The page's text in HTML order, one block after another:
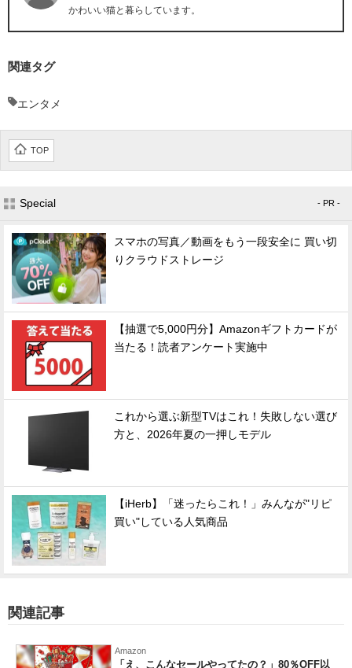
かわいい猫と暮らしています。
関連タグ
エンタメ
TOP
Special - PR -
スマホの写真／動画をもう一段安全に 買い切
りクラウドストレージ
【抽選で5,000円分】Amazonギフトカードが
当たる！読者アンケート実施中
これから選ぶ新型TVはこれ！失敗しない選び
方と、2026年夏の一押しモデル
【iHerb】「迷ったらこれ！」みんなが"リピ
買い"している人気商品
関連記事
Amazon
「え、こんなセールやってたの？」80％OFF以